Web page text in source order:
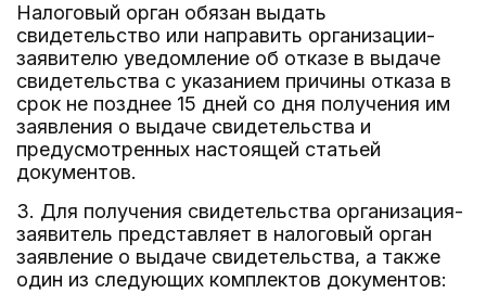
Налоговый орган обязан выдать
свидетельство или направить организации-
заявителю уведомление об отказе в выдаче
свидетельства с указанием причины отказа в
срок не позднее 15 дней со дня получения им
заявления о выдаче свидетельства и
предусмотренных настоящей статьей
документов.
3. Для получения свидетельства организация-
заявитель представляет в налоговый орган
заявление о выдаче свидетельства, а также
один из следующих комплектов документов: